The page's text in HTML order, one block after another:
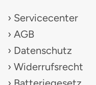
Servicecenter
AGB
Datenschutz
Widerrufsrecht